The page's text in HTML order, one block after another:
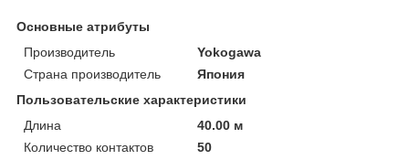
Основные атрибуты
Производитель
Yokogawa
Страна производитель
Япония
Пользовательские характеристики
Длина
40.00 м
Количество контактов
50